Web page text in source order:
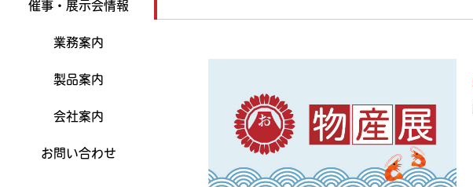
催事・展示会情報
業務案内
製品案内
会社案内
お問い合わせ